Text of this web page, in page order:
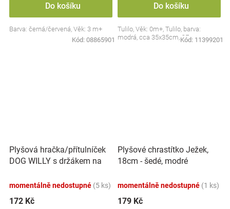
Do košíku
Barva: černá/červená, Věk: 3 m+
Kód: 08865901
Do košíku
Tulilo, Věk: 0m+, Tulilo, barva:
modrá, cca 35x35cm, CE
Kód: 11399201
Plyšová hračka/přítulníček
DOG WILLY s držákem na
momentálně nedostupné (5 ks)
172 Kč
Plyšové chrastítko Ježek,
18cm - šedé, modré
momentálně nedostupné (1 ks)
179 Kč